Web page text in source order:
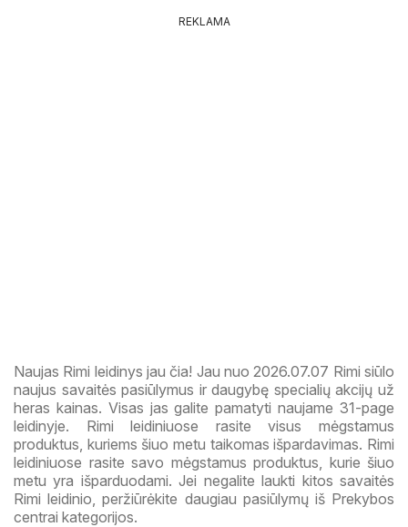
REKLAMA
Naujas Rimi leidinys jau čia! Jau nuo 2026.07.07 Rimi siūlo
naujus savaitės pasiūlymus ir daugybę specialių akcijų už
heras kainas. Visas jas galite pamatyti naujame 31-page
leidinyje. Rimi leidiniuose rasite visus mėgstamus
produktus, kuriems šiuo metu taikomas išpardavimas. Rimi
leidiniuose rasite savo mėgstamus produktus, kurie šiuo
metu yra išparduodami. Jei negalite laukti kitos savaitės
Rimi leidinio, peržiūrėkite daugiau pasiūlymų iš Prekybos
centrai kategorijos.